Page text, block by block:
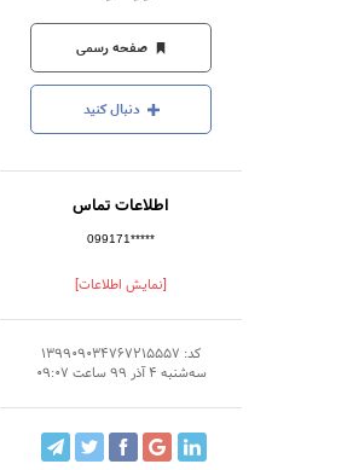
سازمان‌ها
و
روابط
عمومی‌ها
صفحه رسمی
دنبال کنید
اطلاعات تماس
099171*****
[نمایش اطلاعات]
کد: 139909034767215557
سه‌شنبه 4 آذر 99 ساعت 09:07